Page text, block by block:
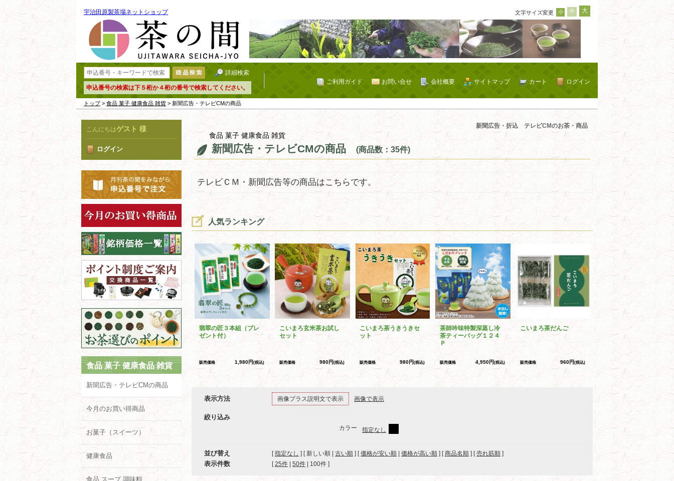
宇治田原製茶場ネットショップ 文字サイズ変更 小 中 大
詳細検索
申込番号の検索は下５桁か４桁の番号で検索してください。
ログイン
カート
サイトマップ
会社概要
お問い合せ
ご利用ガイド
トップ> 食品 菓子 健康食品 雑貨 > 新聞広告・テレビCMの商品
こんにちはゲスト 様
ログイン
食品 菓子 健康食品 雑貨
新聞広告・テレビCMの商品
今月のお買い得商品
お菓子（スイーツ）
健康食品
食品 スープ 調味料
新聞広告・折込 テレビCMのお茶・商品
食品 菓子 健康食品 雑貨
新聞広告・テレビCMの商品 (商品数：35件)
テレビＣＭ・新聞広告等の商品はこちらです。
人気ランキング
翡翠の匠３本組（プレ
ゼント付）
販売価格 1,980円(税込)
こいまろ玄米茶お試し
セット
販売価格 980円(税込)
こいまろ茶うきうきセ
ット
販売価格 980円(税込)
茶師吟味特製深蒸し冷
茶ティーバッグ１２４
Ｐ
販売価格 4,950円(税込)
こいまろ茶だんご
販売価格 960円(税込)
表示方法 画像プラス説明文で表示 画像で表示
絞り込み
カラー 指定なし
並び替え [指定なし ] [ 新しい順 | 古い順 ] [価格が安い順 価格が高い順 ] [商品名順 ] [売れ筋順 ]
表示件数 [ 25件 50件 100件 ]